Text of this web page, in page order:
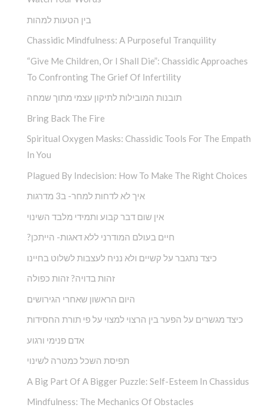
בין הטעות למהות
Chassidic Mindfulness: A Purposeful Tranquility
“Give Me Children, Or I Shall Die”: Chassidic Approaches
To Confronting The Grief Of Infertility
תובנות המובילות לתיקון עצמי מתוך שמחה
Bring Back The Fire
Spiritual Oxygen Masks: Chassidic Tools For The Empath
In You
Plagued By Indecision: How To Make The Right Choices
איך לא לדחות למחר- ב3 מדרגות
אין שום דבר קבוע ותמידי מלבד השינוי
?חיים בעולם המודרני ללא דאגות- הייתכן
כיצד נתגבר על קשיים ולא נניח לעצבות לשלוט בחיינו
זהות בדויה? זהות כפולה
היום הראשון שאחרי הגירושים
כיצד מגשרים על הפער בין הרצוי למצוי על פי תורת החסידות
אדם פנימי ורגוע
תפיסת השכל כמטרה לשינוי
A Big Part Of A Bigger Puzzle: Self-Esteem In Chassidus
Mindfulness: The Mechanics Of Obstacles